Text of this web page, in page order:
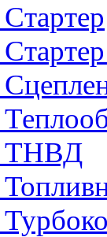
ТНВД